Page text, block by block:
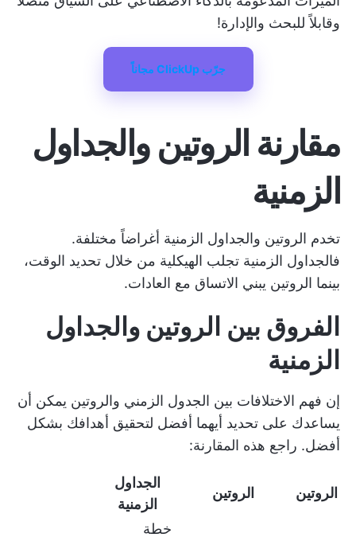
وقابلاً للبحث والإدارة!
جرّب ClickUp مجاناً
مقارنة الروتين والجداول
الزمنية
تخدم الروتين والجداول الزمنية أغراضاً مختلفة.
فالجداول الزمنية تجلب الهيكلية من خلال تحديد الوقت،
بينما الروتين يبني الاتساق مع العادات.
الفروق بين الروتين والجداول
الزمنية
إن فهم الاختلافات بين الجدول الزمني والروتين يمكن أن
يساعدك على تحديد أيهما أفضل لتحقيق أهدافك بشكل
أفضل. راجع هذه المقارنة:
الروتين الروتين
الجداول
الزمنية
خطة